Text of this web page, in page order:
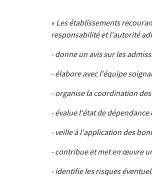
« Les établissements
responsabilité et l'autorité
- donne un avis sur les
- élabore avec l'équipe
- organise la coordination
- évalue l'état de dépendance
- veille à l'application des
- contribue et met en œuvre
- identifie les risques